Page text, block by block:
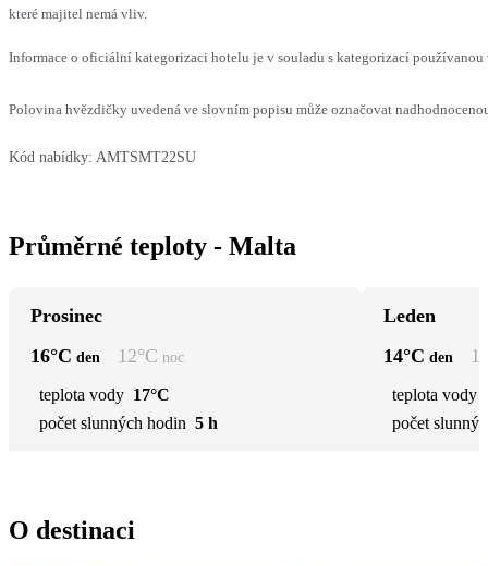
které majitel nemá vliv.
Informace o oficiální kategorizaci hotelu je v souladu s kategorizací
Polovina hvězdičky uvedená ve slovním popisu může označovat
Kód nabídky: AMTSMT22SU
Průměrné teploty - Malta
Prosinec
16°C den 12°C noc
teplota vody 17°C
počet slunných hodin 5 h
Leden
14°C den
teplota vody
počet
O destinaci